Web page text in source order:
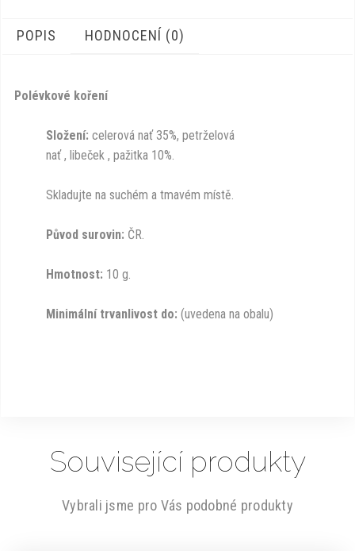
POPIS HODNOCENÍ (0)
Polévkové koření
Složení: celerová nať 35%, petrželová
nať , libeček , pažitka 10%.
Skladujte na suchém a tmavém místě.
Původ surovin: ČR.
Hmotnost: 10 g.
Minimální trvanlivost do: (uvedena na obalu)
Související produkty
Vybrali jsme pro Vás podobné produkty